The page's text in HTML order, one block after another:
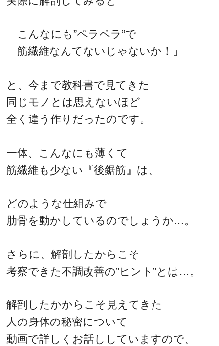
「こんなにも”ペラペラ”で
筋繊維なんてないじゃないか！」
と、今まで教科書で見てきた
同じモノとは思えないほど
全く違う作りだったのです。
一体、こんなにも薄くて
筋繊維も少ない『後鋸筋』は、
どのような仕組みで
肋骨を動かしているのでしょうか…。
さらに、解剖したからこそ
考察できた不調改善の”ヒント”とは…。
解剖したかからこそ見えてきた
人の身体の秘密について
動画で詳しくお話ししていますので、